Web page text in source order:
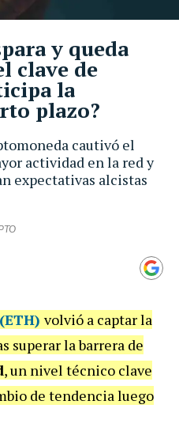
cautivó el
actividad en la red y
expectativas alcistas
y queda
clave de
la
plazo?
volvió a captar la
superar la barrera de
, un nivel técnico clave
de tendencia luego